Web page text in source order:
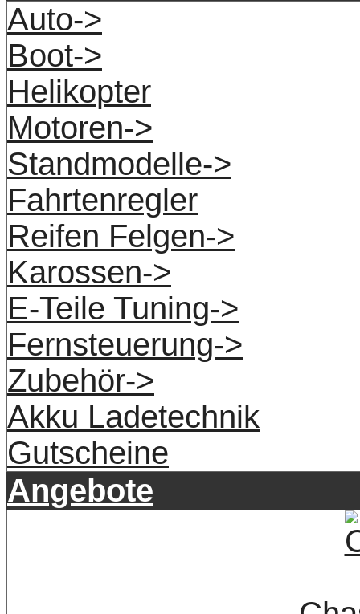
Auto->
Boot->
Helikopter
Motoren->
Standmodelle->
Fahrtenregler
Reifen Felgen->
Karossen->
E-Teile Tuning->
Fernsteuerung->
Zubehör->
Akku Ladetechnik
Gutscheine
Angebote